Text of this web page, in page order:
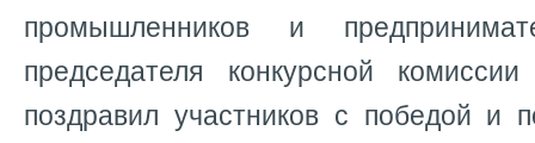
промышленников и
председателя конкурсной
поздравил участников с победой и